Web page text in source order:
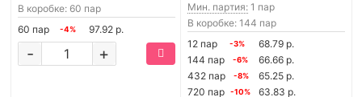
В коробке: 60 пар
60 пар
-4% 97.92 р.
+
-
Мин. партия: 1 пар
В коробке: 144 пар
12 пар
-3%
68.79 р.
144 пар
-6%
66.66 р.
432 пар
-8%
65.25 р.
720 пар
-10% 63.83 р.